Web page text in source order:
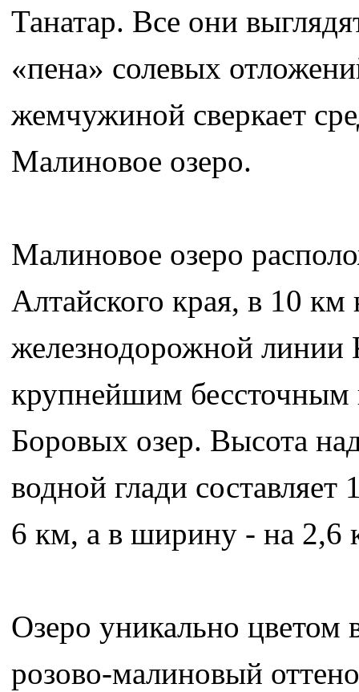
Танатар. Все они
«пена» солевых
жемчужиной сверкает
Малиновое озеро.
Малиновое озеро
Алтайского края, в 10
железнодорожной линии
крупнейшим бессточным
Боровых озер. Высота
водной глади
6 км, а в ширину - на 2,6
Озеро уникально цветом
розово-малиновый